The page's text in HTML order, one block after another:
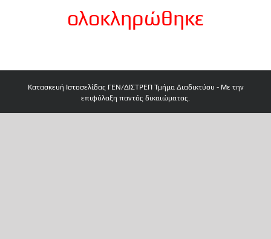
ολοκληρώθηκε
Κατασκευή Ιστοσελίδας ΓΕΝ/ΔΙΣΤΡΕΠ Τμήμα Διαδικτύου - Με την
επιφύλαξη παντός δικαιώματος.